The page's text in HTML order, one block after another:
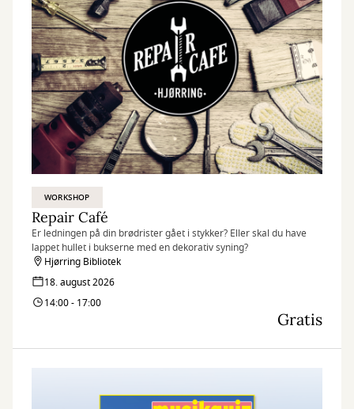
WORKSHOP
Repair Café
Er ledningen på din brødrister gået i stykker? Eller skal du have
lappet hullet i bukserne med en dekorativ syning?
Hjørring Bibliotek
18. august 2026
14:00 - 17:00
Gratis